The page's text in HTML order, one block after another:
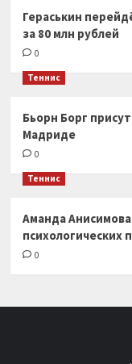
Гераськин
за 80 млн рублей
0
Теннис
Бьорн Борг
Мадриде
0
Теннис
Аманда
психологических
0